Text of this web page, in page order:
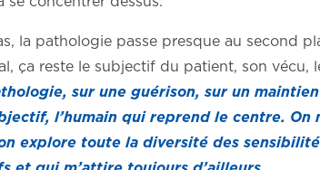
la pathologie passe presque au second
ça reste le subjectif du patient, son vécu,
sur une guérison, sur un
l’humain qui reprend le centre.
explore toute la diversité des